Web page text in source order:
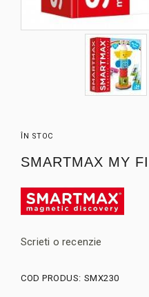
ÎN STOC
SMARTMAX MY
Scrieti o recenzie
COD PRODUS: SMX230